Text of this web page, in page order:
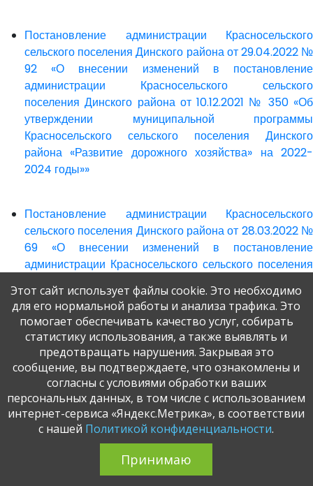
Постановление администрации Красносельского
сельского поселения Динского района от 29.04.2022 №
92 «О внесении изменений в постановление
администрации Красносельского сельского
поселения Динского района от 10.12.2021 № 350 «Об
утверждении муниципальной программы
Красносельского сельского поселения Динского
района «Развитие дорожного хозяйства» на 2022-
2024 годы»»
Постановление администрации Красносельского
сельского поселения Динского района от 28.03.2022 №
69 «О внесении изменений в постановление
администрации Красносельского сельского поселения
муниципальной программы Красносельского сельского
поселения Динского района «Развитие физической
культуры и спорта» на 2022-2024 годы»»
Постановление администрации Красносельского
сельского поселения Динского района от 28.03.2022 №
68 «О внесении изменений в постановление
администрации Красносельского сельского поселения
Динского района от 10.12.2021 № 352 «Об утверждении
муниципальной программы «Благоустройство
Этот сайт использует файлы cookie. Это необходимо
для его нормальной работы и анализа трафика. Это
помогает обеспечивать качество услуг, собирать
статистику использования, а также выявлять и
предотвращать нарушения. Закрывая это
сообщение, вы подтверждаете, что ознакомлены и
согласны с условиями обработки ваших
персональных данных, в том числе с использованием
интернет-сервиса «Яндекс.Метрика», в соответствии
с нашей Политикой конфиденциальности.
Принимаю